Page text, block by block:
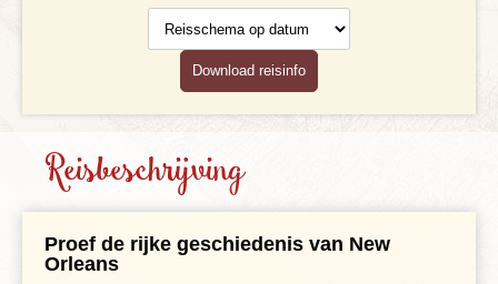
Reisdocumenten
Gezondheid
Klimaat en geografie
op datum
Download reisinfo
Reisbeschrijving
Proef de rijke geschiedenis van New
Orleans